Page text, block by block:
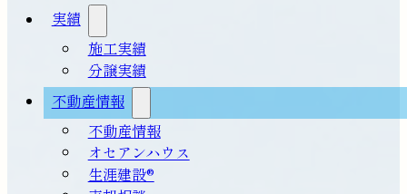
実績
施工実績
分譲実績
不動産情報
不動産情報
オセアンハウス
生涯建設®